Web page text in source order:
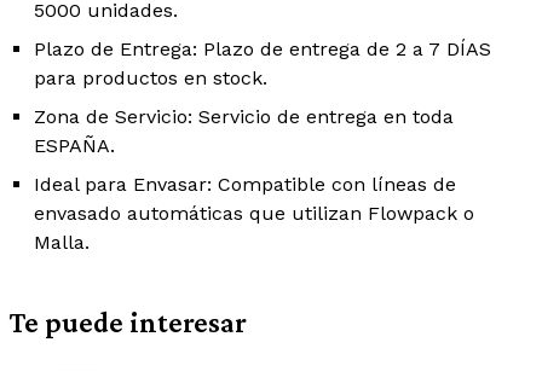
5000 unidades.
Plazo de Entrega: Plazo de entrega de 2 a 7 DÍAS
para productos en stock.
Zona de Servicio: Servicio de entrega en toda
ESPAÑA.
Ideal para Envasar: Compatible con líneas de
envasado automáticas que utilizan Flowpack o
Malla.
Te puede interesar